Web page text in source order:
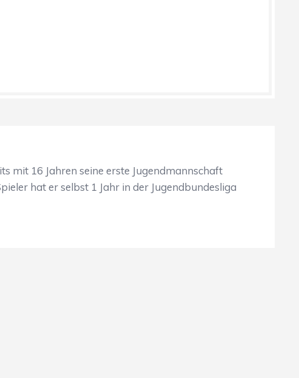
mit 16 Jahren seine erste Jugendmannschaft
hat er selbst 1 Jahr in der Jugendbundesliga